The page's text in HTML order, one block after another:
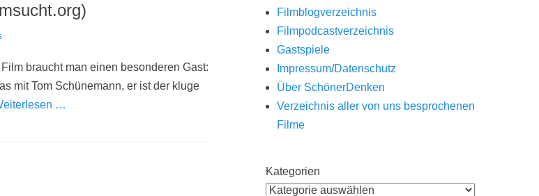
braucht man einen besonderen Gast:
mit Tom Schünemann, er ist der kluge
…
Filmblogverzeichnis
Filmpodcastverzeichnis
Gastspiele
Impressum/Datenschutz
Über SchönerDenken
Verzeichnis aller von uns besprochenen
Filme
Kategorien